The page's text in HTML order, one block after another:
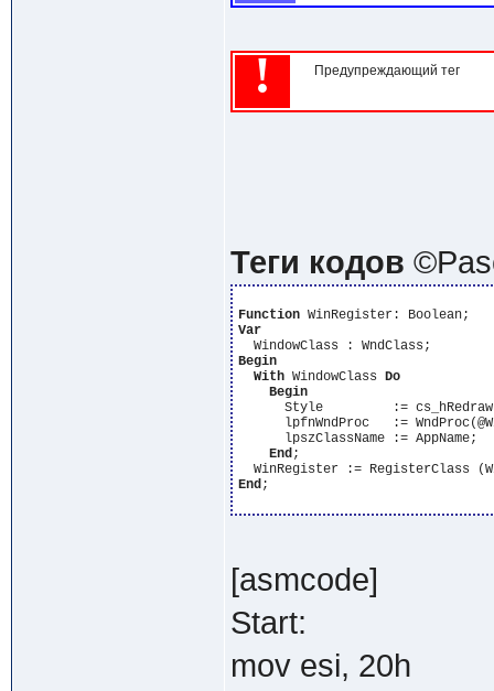
! Предупреждающий тег
Теги кодов
Function
Var
Begin
With WindowClass Do
Begin
Style         :=
lpfnWndProc   :=
      lpszClassName := AppName;
End;
WinRegister := RegisterClass
End;
[asmcode]
Start:
mov esi, 20h